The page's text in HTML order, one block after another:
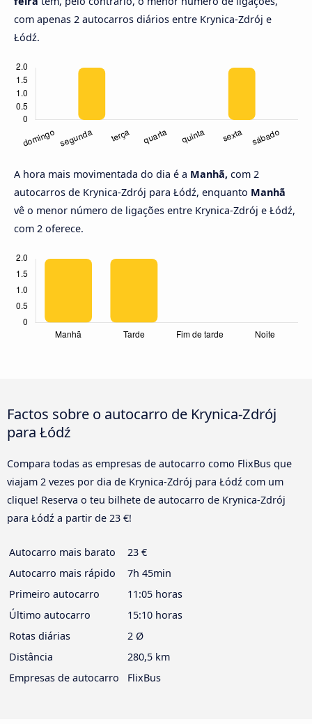
com apenas 2 autocarros diários entre Krynica-Zdrój e
Łódź.
A hora mais movimentada do dia é a Manhã, com 2
autocarros de Krynica-Zdrój para Łódź, enquanto Manhã
vê o menor número de ligações entre Krynica-Zdrój e Łódź,
com 2 oferece.
Factos sobre o autocarro de Krynica-Zdrój
para Łódź
Compara todas as empresas de autocarro como FlixBus que
viajam 2 vezes por dia de Krynica-Zdrój para Łódź com um
clique! Reserva o teu bilhete de autocarro de Krynica-Zdrój
para Łódź a partir de 23 €!
Autocarro mais barato
23 €
Autocarro mais rápido
7h 45min
Primeiro autocarro
11:05 horas
Último autocarro
15:10 horas
Rotas diárias
2 Ø
Distância
280,5 km
Empresas de autocarro
FlixBus